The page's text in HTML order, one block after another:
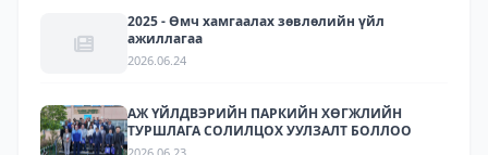
2025 - Өмч хамгаалах зөвлөлийн үйл
ажиллагаа
2026.06.24
АЖ ҮЙЛДВЭРИЙН ПАРКИЙН ХӨГЖЛИЙН
ТУРШЛАГА СОЛИЛЦОХ УУЛЗАЛТ БОЛЛОО